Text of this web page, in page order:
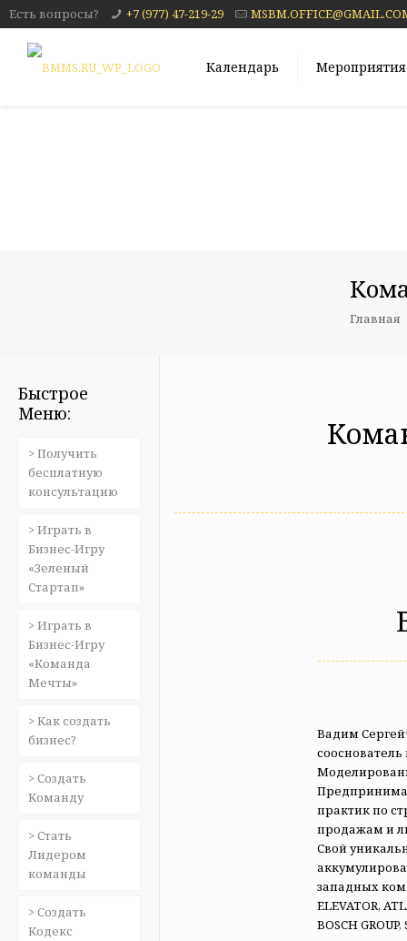
Есть вопросы? +7 (977) 47-219-29
Календарь Мероприятия
Главная
Вадим
практик по
продажам и
Свой
западных
ELEVATOR,
BOSCH GROUP,
Быстрое
Меню:
> Получить
бесплатную
консультацию
> Играть в
Бизнес-Игру
«Зеленый
Стартап»
> Играть в
Бизнес-Игру
«Команда
Мечты»
> Как создать
бизнес?
> Создать
Команду
> Стать
Лидером
команды
> Создать
Кодекс